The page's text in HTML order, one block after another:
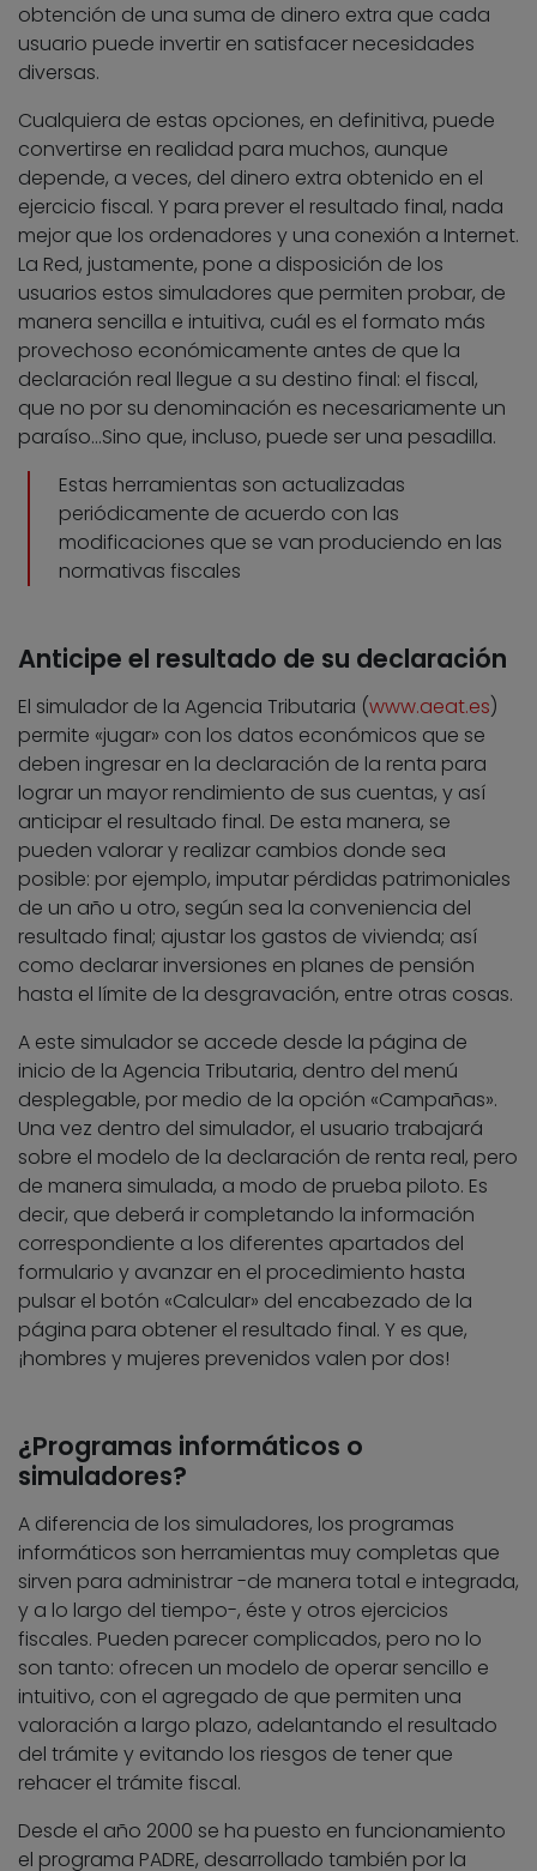
obtención de una suma de dinero extra que cada
usuario puede invertir en satisfacer necesidades
diversas.
Cualquiera de estas opciones, en definitiva, puede
convertirse en realidad para muchos, aunque
depende, a veces, del dinero extra obtenido en el
ejercicio fiscal. Y para prever el resultado final, nada
mejor que los ordenadores y una conexión a Internet.
La Red, justamente, pone a disposición de los
usuarios estos simuladores que permiten probar, de
manera sencilla e intuitiva, cuál es el formato más
provechoso económicamente antes de que la
declaración real llegue a su destino final: el fiscal,
que no por su denominación es necesariamente un
paraíso…Sino que, incluso, puede ser una pesadilla.
Estas herramientas son actualizadas
periódicamente de acuerdo con las
modificaciones que se van produciendo en las
normativas fiscales
Anticipe el resultado de su declaración
El simulador de la Agencia Tributaria (www.aeat.es)
permite «jugar» con los datos económicos que se
deben ingresar en la declaración de la renta para
lograr un mayor rendimiento de sus cuentas, y así
anticipar el resultado final. De esta manera, se
pueden valorar y realizar cambios donde sea
posible: por ejemplo, imputar pérdidas patrimoniales
de un año u otro, según sea la conveniencia del
resultado final; ajustar los gastos de vivienda; así
como declarar inversiones en planes de pensión
hasta el límite de la desgravación, entre otras cosas.
A este simulador se accede desde la página de
inicio de la Agencia Tributaria, dentro del menú
desplegable, por medio de la opción «Campañas».
Una vez dentro del simulador, el usuario trabajará
sobre el modelo de la declaración de renta real, pero
de manera simulada, a modo de prueba piloto. Es
decir, que deberá ir completando la información
correspondiente a los diferentes apartados del
formulario y avanzar en el procedimiento hasta
pulsar el botón «Calcular» del encabezado de la
página para obtener el resultado final. Y es que,
¡hombres y mujeres prevenidos valen por dos!
¿Programas informáticos o
simuladores?
A diferencia de los simuladores, los programas
informáticos son herramientas muy completas que
sirven para administrar -de manera total e integrada,
y a lo largo del tiempo-, éste y otros ejercicios
fiscales. Pueden parecer complicados, pero no lo
son tanto: ofrecen un modelo de operar sencillo e
intuitivo, con el agregado de que permiten una
valoración a largo plazo, adelantando el resultado
del trámite y evitando los riesgos de tener que
rehacer el trámite fiscal.
Desde el año 2000 se ha puesto en funcionamiento
el programa PADRE, desarrollado también por la